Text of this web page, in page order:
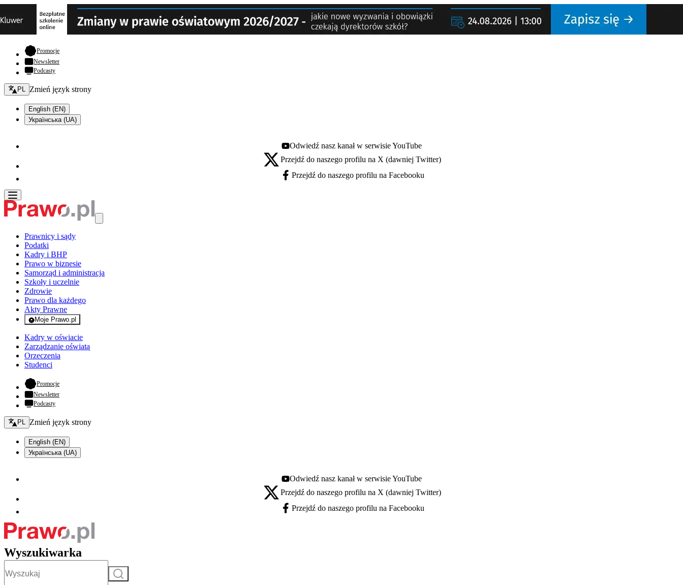
Promocje- otwiera się w nowej karcie
Newsletter
Podcasty
Zmień język - bieżący:
PL Zmień język strony
English (EN)
Українська (UA)
Youtube - otwiera się w nowej karcie
Odwiedź nasz kanał w serwisie YouTube
X - otwiera się w nowej karcie
Przejdź do naszego profilu na X (dawniej Twitter)
Facebook - otwiera się w nowej karcie
Przejdź do naszego profilu na Facebooku
Prawnicy i sądy
Podatki
Kadry i BHP
Prawo w biznesie
Samorząd i administracja
Szkoły i uczelnie
Zdrowie
Prawo dla każdego
Akty Prawne
Moje Prawo.pl
- rejestracja i logowanie do serwisu
Kadry w oświacie
Zarządzanie oświatą
Orzeczenia
Studenci
Promocje- otwiera się w nowej karcie
Newsletter
Podcasty
Zmień język - bieżący:
PL Zmień język strony
English (EN)
Українська (UA)
Youtube - otwiera się w nowej karcie
Odwiedź nasz kanał w serwisie YouTube
X - otwiera się w nowej karcie
Przejdź do naszego profilu na X (dawniej Twitter)
Facebook - otwiera się w nowej karcie
Przejdź do naszego profilu na Facebooku
Wyszukiwarka
Szukaj